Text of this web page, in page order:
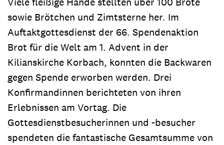
sowie Brötchen und Zimtsterne her. Im
Auftaktgottesdienst der 66. Spendenaktion
Brot für die Welt am 1. Advent in der
Kilianskirche Korbach, konnten die Backwaren
gegen Spende erworben werden. Drei
Konfirmandinnen berichteten von ihren
Erlebnissen am Vortag. Die
Gottesdienstbesucherinnen und -besucher
spendeten die fantastische Gesamtsumme von